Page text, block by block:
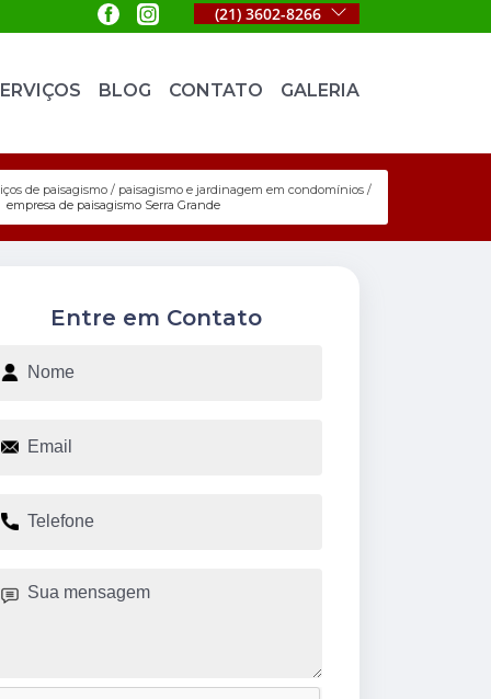
(21) 3602-8266
BLOG CONTATO GALERIA
de paisagismo
paisagismo e jardinagem em condomínios
empresa de paisagismo Serra Grande
Entre em Contato